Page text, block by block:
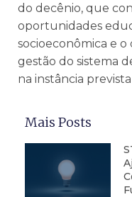
do decênio, que
oportunidades
socioeconômica e
gestão do sistema
na instância prevista
Mais Posts